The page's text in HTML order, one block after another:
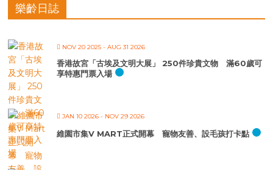
樂齡日誌
NOV 20 2025 - AUG 31 2026
香港故宮「古埃及文明大展」 250件珍貴文物 滿60歲可
享特惠門票入場
JAN 10 2026 - NOV 29 2026
維園市集V MART正式開幕 寵物友善、設毛孩打卡點